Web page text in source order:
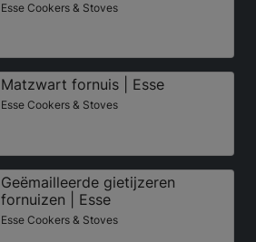
Esse Cookers & Stoves
Matzwart fornuis | Esse
Esse Cookers & Stoves
Geëmailleerde gietijzeren
fornuizen | Esse
Esse Cookers & Stoves